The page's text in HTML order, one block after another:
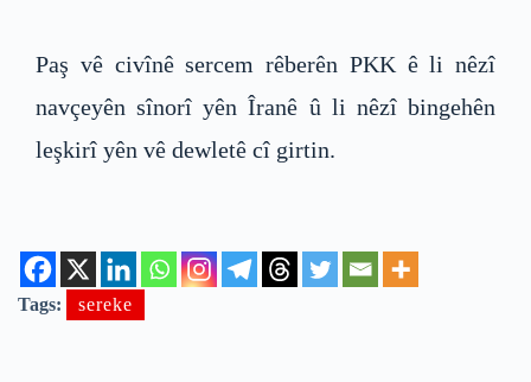
Paş vê civînê sercem rêberên PKK ê li nêzî
navçeyên sînorî yên Îranê û li nêzî bingehên
leşkirî yên vê dewletê cî girtin.
Tags: sereke